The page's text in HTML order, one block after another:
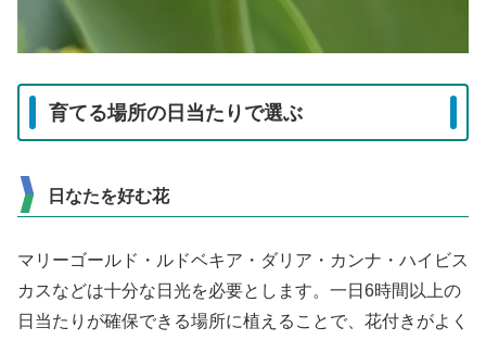
育てる場所の日当たりで選ぶ
日なたを好む花
マリーゴールド・ルドベキア・ダリア・カンナ・ハイビス
カスなどは十分な日光を必要とします。一日6時間以上の
日当たりが確保できる場所に植えることで、花付きがよく